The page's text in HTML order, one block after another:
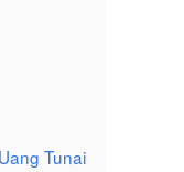
Tunai